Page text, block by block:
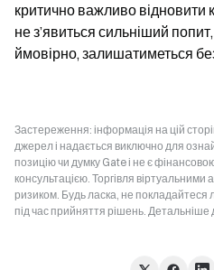
критично важливо відновити
не з’явиться сильніший
ймовірно, залишатиметься
Застереження: інформація на цій
джерел і надається виключно для
позицію чи думку Gate і не є
консультацією. Торгівля віртуальними
ризиком. Будь ласка, не покладайтеся
під час прийняття рішень. Детальніше